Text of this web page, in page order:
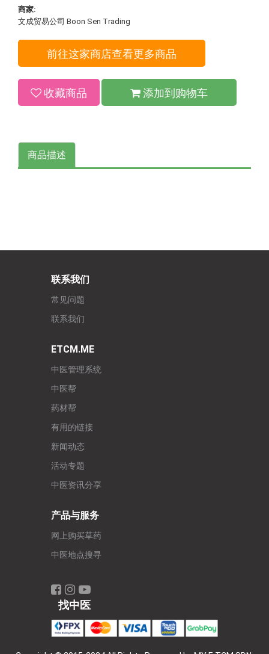
商家:
文成贸易公司 Boon Sen Trading
前往这家商店查看更多商品
收藏商品 添加到购物车
商品描述
联系我们
常见问题
联系我们
ETCM.ME
中医管理系统
中医帮
药材帮
有用的链接
新闻动态
活动专题
中医资讯分享
产品与服务
网上购买草药
中医地点搜寻
找中医